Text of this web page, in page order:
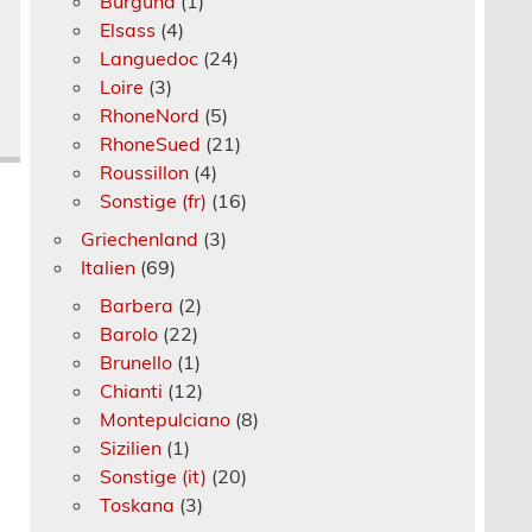
Elsass (4)
Languedoc (24)
Loire (3)
RhoneNord (5)
RhoneSued (21)
Roussillon (4)
Sonstige (fr) (16)
Griechenland (3)
Italien (69)
Barbera (2)
Barolo (22)
Brunello (1)
Chianti (12)
Montepulciano (8)
Sizilien (1)
Sonstige (it) (20)
Toskana (3)